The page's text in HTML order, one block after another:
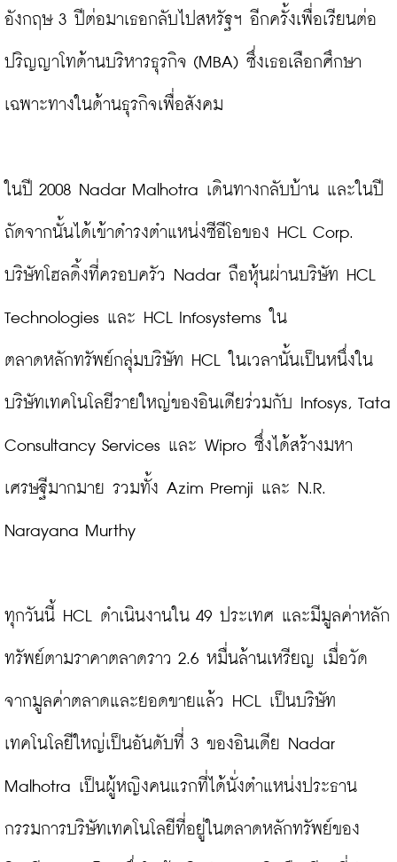
อังกฤษ 3 ปีต่อมาเธอกลับไปสหรัฐฯ อีกครั้งเพื่อเรียนต่อ
ปริญญาโทด้านบริหารธุรกิจ (MBA) ซึ่งเธอเลือกศึกษา
เฉพาะทางในด้านธุรกิจเพื่อสังคม
ในปี 2008 Nadar Malhotra เดินทางกลับบ้าน และในปี
ถัดจากนั้นได้เข้าดำรงตำแหน่งซีอีโอของ HCL Corp.
บริษัทโฮลดิ้งที่ครอบครัว Nadar ถือหุ้นผ่านบริษัท HCL
Technologies และ HCL Infosystems ใน
ตลาดหลักทรัพย์กลุ่มบริษัท HCL ในเวลานั้นเป็นหนึ่งใน
บริษัทเทคโนโลยีรายใหญ่ของอินเดียร่วมกับ Infosys, Tata
Consultancy Services และ Wipro ซึ่งได้สร้างมหา
เศรษฐีมากมาย รวมทั้ง Azim Premji และ N.R.
Narayana Murthy
ทุกวันนี้ HCL ดำเนินงานใน 49 ประเทศ และมีมูลค่าหลัก
ทรัพย์ตามราคาตลาดราว 2.6 หมื่นล้านเหรียญ เมื่อวัด
จากมูลค่าตลาดและยอดขายแล้ว HCL เป็นบริษัท
เทคโนโลยีใหญ่เป็นอันดับที่ 3 ของอินเดีย Nadar
Malhotra เป็นผู้หญิงคนแรกที่ได้นั่งตำแหน่งประธาน
กรรมการบริษัทเทคโนโลยีที่อยู่ในตลาดหลักทรัพย์ของ